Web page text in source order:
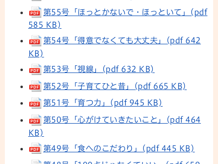
第55号「ほっとかないで・ほっといて」(pdf
585 KB)
第54号「得意でなくても大丈夫」(pdf 642
KB)
第53号「視線」(pdf 632 KB)
第52号「子育てひと昔」(pdf 665 KB)
第51号「育つ力」(pdf 945 KB)
第50号「心がけていきたいこと」(pdf 464
KB)
第49号「食へのこだわり」(pdf 445 KB)